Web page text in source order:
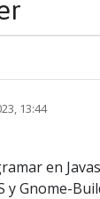
13:44
en
y Gnome-